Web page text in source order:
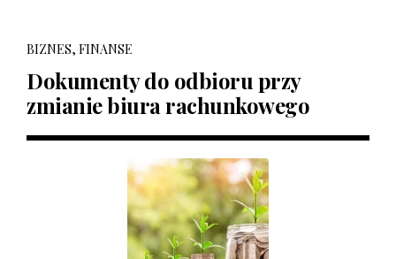
BIZNES, FINANSE
Dokumenty do odbioru przy
zmianie biura rachunkowego